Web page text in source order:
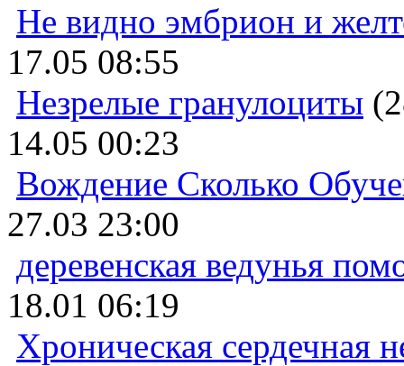
Не видно эмбрион и
17.05 08:55
Незрелые гранулоциты
14.05 00:23
Вождение Сколько
27.03 23:00
деревенская ведунья
18.01 06:19
Хроническая сердечная